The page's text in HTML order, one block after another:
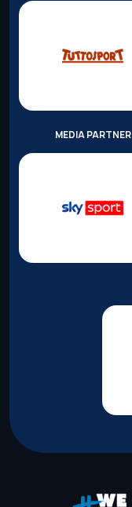
MEDIA PARTNER